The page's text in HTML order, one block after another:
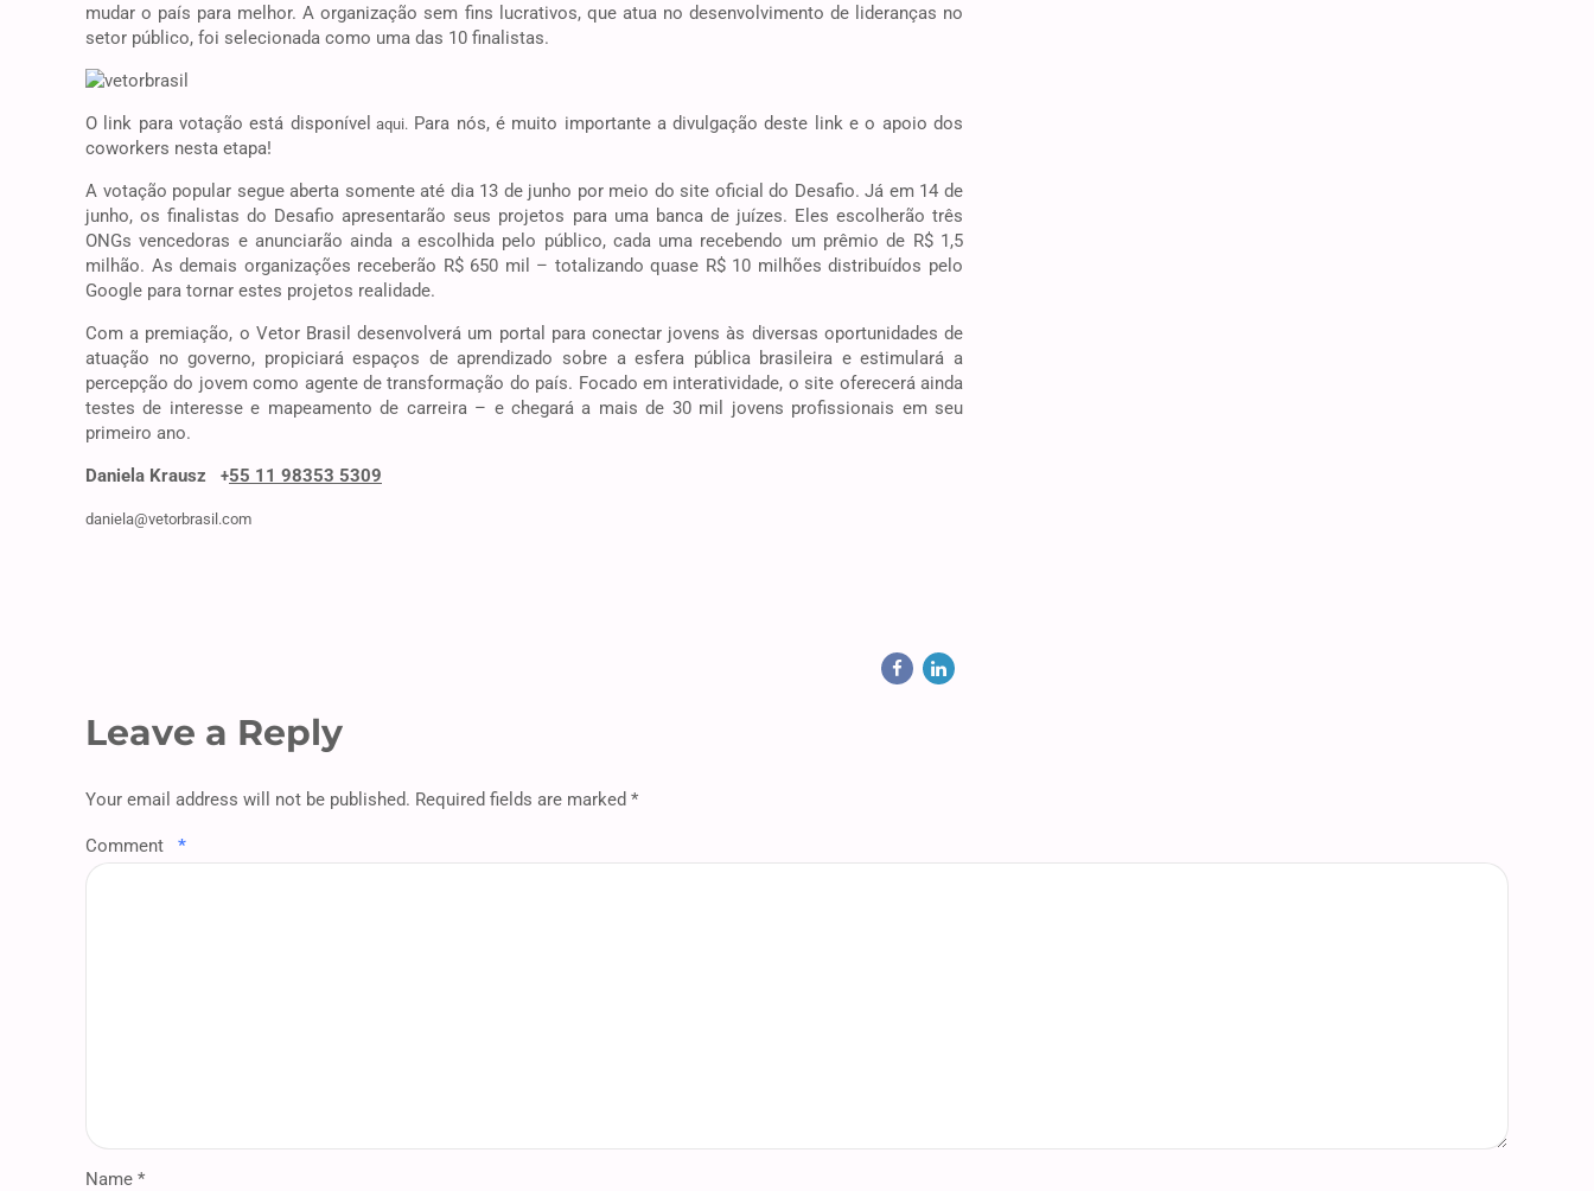
mudar o país para melhor. A organização sem fins lucrativos, que atua no desenvolvimento de lideranças no
setor público, foi selecionada como uma das 10 finalistas.
O link para votação está disponível aqui.Para nós, é muito importante a divulgação deste link e o apoio dos
coworkers nesta etapa!
A votação popular segue aberta somente até dia 13 de junho por meio do site oficial do Desafio. Já em 14 de
junho, os finalistas do Desafio apresentarão seus projetos para uma banca de juízes. Eles escolherão três
ONGs vencedoras e anunciarão ainda a escolhida pelo público, cada uma recebendo um prêmio de R$ 1,5
milhão. As demais organizações receberão R$ 650 mil – totalizando quase R$ 10 milhões distribuídos pelo
Google para tornar estes projetos realidade.
Com a premiação, o Vetor Brasil desenvolverá um portal para conectar jovens às diversas oportunidades de
atuação no governo, propiciará espaços de aprendizado sobre a esfera pública brasileira e estimulará a
percepção do jovem como agente de transformação do país. Focado em interatividade, o site oferecerá ainda
testes de interesse e mapeamento de carreira – e chegará a mais de 30 mil jovens profissionais em seu
primeiro ano.
Daniela Krausz +55 11 98353 5309
daniela@vetorbrasil.com
Leave a Reply
Your email address will not be published. Required fields are marked *
Comment *
Name *